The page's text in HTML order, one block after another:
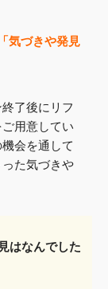
「気づきや発見
了後にリフ
用意してい
会を通して
た気づきや
はなんでした